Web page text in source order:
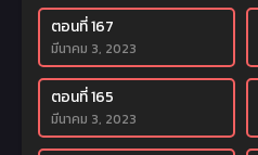
ตอนที่ 167
มีนาคม 3, 2023
ตอนที่ 165
มีนาคม 3, 2023